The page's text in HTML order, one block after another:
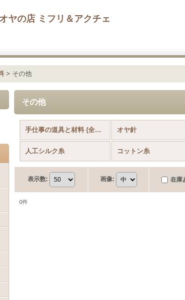
ヤの店 ミフリ＆アクチェ
> その他
その他
手仕事の道具と材料 (全商品) オヤ針
人工シルク糸 コットン糸
表示数: 画像: 在庫
0件